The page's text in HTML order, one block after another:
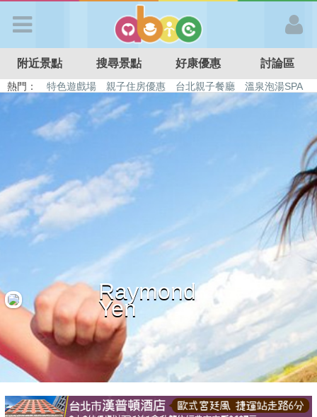
APP登入
首 頁
搜尋景點
好康優惠
最新留言
商家合作
推薦景點
附近景點 搜尋景點 好康優惠 討論區
熱門： 特色遊戲場 親子住房優惠 台北親子餐廳
溫泉泡湯SPA
溜滑梯民宿
觀光工廠 日本親子景點
Raymond
Yen